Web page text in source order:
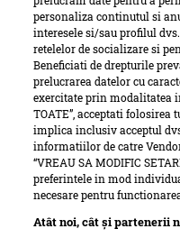
personaliza continutul si
interesele si/sau profilul
retelelor de socializare si
Beneficiati de drepturile
prelucrarea datelor cu
exercitate prin modalitatea
TOATE”, acceptati
implica inclusiv acceptul
informatiilor de catre
“VREAU SA MODIFIC
preferintele in mod
necesare pentru
Atât noi, cât și partenerii